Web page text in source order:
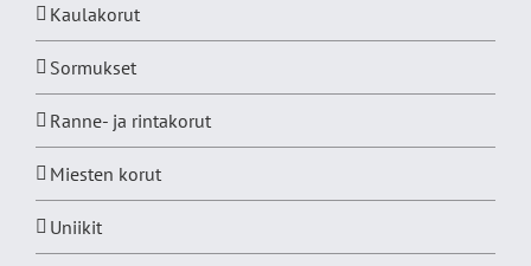
Kaulakorut
Sormukset
Ranne- ja rintakorut
Miesten korut
Uniikit